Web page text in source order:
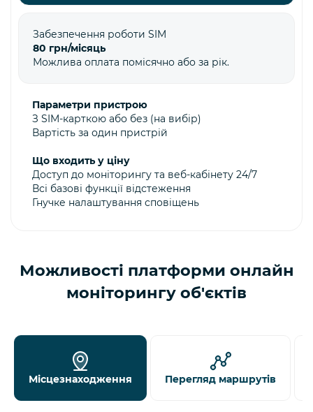
Забезпечення роботи SIM
80 грн/місяць
Можлива оплата помісячно або за рік.
Параметри пристрою
З SIM-карткою або без (на вибір)
Вартість за один пристрій
Що входить у ціну
Доступ до моніторингу та веб-кабінету 24/7
Всі базові функції відстеження
Гнучке налаштування сповіщень
Можливості платформи онлайн
моніторингу об'єктів
Місцезнаходження Перегляд маршрутів